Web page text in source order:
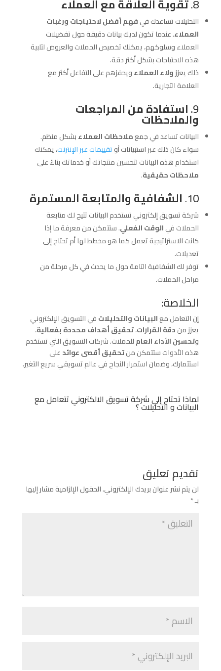
8. تقوية العلاقة مع العملاء
التحليلات تساعدك فيفهم أفضل لاحتياجات ورغبات
العملاء. عندما تكون لديك بيانات دقيقة حول تفضيلات
العملاء وسلوكهم، يمكنك تخصيص الحملات والعروض لتلبية
هذه الاحتياجات بشكل أكثر دقة.
ذلك يعززولاء العملاءويحفزهم على التفاعل أكثر مع
العلامة التجارية.
9. استفادة من المراجعات
والملاحظات
البيانات تساعد في جمعملاحظات العملاءبشكل منظم.
سواء كان ذلك عبر استبيانات أوتقييمات عبر الإنترنت، يمكنك
استخدام هذه البيانات لتحسين منتجاتك أو خدماتك بناءً على
ملاحظات حقيقية.
10. الشفافية والمتابعة المستمرة
شركة تسويق إلكتروني تستخدم البيانات تتيح لك متابعة
الحملات فيالوقت الفعلي. ستتمكن من معرفة ما إذا
كانت الاستراتيجية تعمل كما هو مخطط لها أم تحتاج إلى
تعديلات.
توفر لك الشفافية التامة حول ما يحدث في كل مرحلة من
مراحل الحملات.
الخلاصة:
إن التعامل معالبيانات والتحليلاتفي التسويق الإلكتروني
يعزز مندقة القرارات،تحقيق أهداف محددة بفعالية،
وتحسين الأداء العامللحملات. شركات التسويق التي تستخدم
هذه الأدوات ستتمكن منتحقيق أقصى عوائدعلى
استثمارك، وضمان استمرار النجاح في عالم تسويقي سريع التغير.
لماذا تحتاج إلي شركة تسويق الالكتروني تتعامل مع
البيانات و التحليلات ؟
تقديم تعليق
لن يتم نشر عنوان بريدك الإلكتروني.الحقول الإلزامية مشار إليها
بـ*